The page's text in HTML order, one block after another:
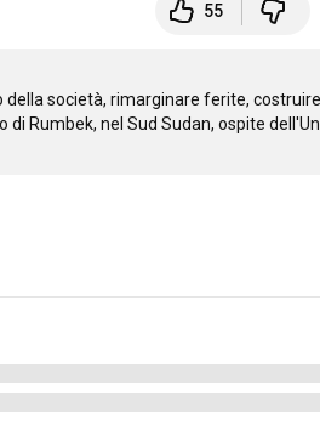
55
società, rimarginare ferite,
Rumbek, nel Sud Sudan, ospite